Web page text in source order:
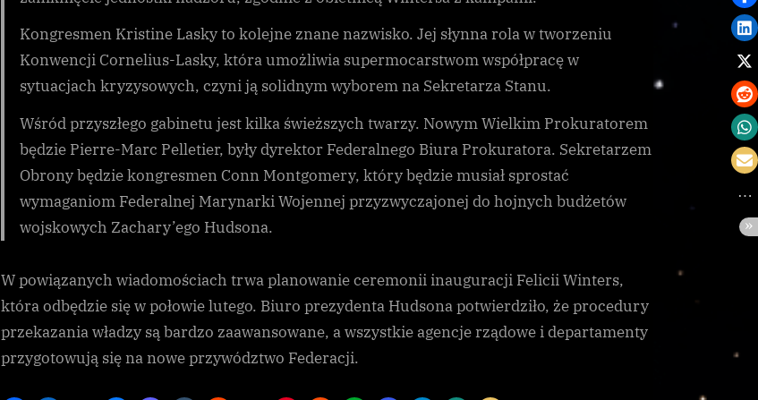
Kongresmen Kristine Lasky to kolejne znane nazwisko. Jej słynna rola w tworzeniu
Konwencji Cornelius-Lasky, która umożliwia supermocarstwom współpracę w
sytuacjach kryzysowych, czyni ją solidnym wyborem na Sekretarza Stanu.
Wśród przyszłego gabinetu jest kilka świeższych twarzy. Nowym Wielkim Prokuratorem
będzie Pierre-Marc Pelletier, były dyrektor Federalnego Biura Prokuratora. Sekretarzem
Obrony będzie kongresmen Conn Montgomery, który będzie musiał sprostać
wymaganiom Federalnej Marynarki Wojennej przyzwyczajonej do hojnych budżetów
wojskowych Zachary’ego Hudsona.
W powiązanych wiadomościach trwa planowanie ceremonii inauguracji Felicii Winters,
która odbędzie się w połowie lutego. Biuro prezydenta Hudsona potwierdziło, że procedury
przekazania władzy są bardzo zaawansowane, a wszystkie agencje rządowe i departamenty
przygotowują się na nowe przywództwo Federacji.